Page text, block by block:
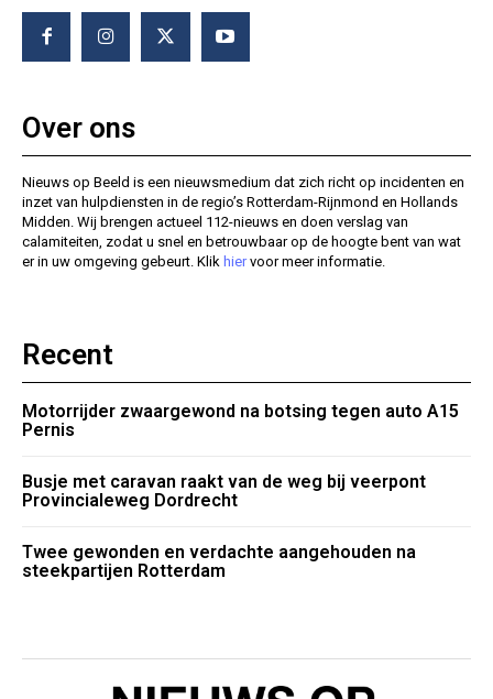
Over ons
Nieuws op Beeld is een nieuwsmedium dat zich richt op incidenten en
inzet van hulpdiensten in de regio’s Rotterdam-Rijnmond en Hollands
Midden. Wij brengen actueel 112-nieuws en doen verslag van
calamiteiten, zodat u snel en betrouwbaar op de hoogte bent van wat
er in uw omgeving gebeurt. Klik hiervoor meer informatie.
Recent
Motorrijder zwaargewond na botsing tegen auto A15
Pernis
Busje met caravan raakt van de weg bij veerpont
Provincialeweg Dordrecht
Twee gewonden en verdachte aangehouden na
steekpartijen Rotterdam